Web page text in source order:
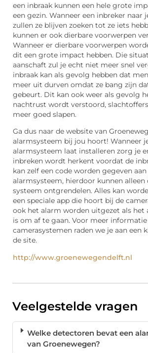
een inbraak kunnen een hele grote
een gezin. Wanneer een inbreker naar
zullen ze blijven zoeken tot ze iets
kunnen er ook dierbare voorwerpen
Wanneer er dierbare voorwerpen
dit een grote impact hebben. Die
aanschaft zul je echt niet meer snel
inbraak kan als gevolg hebben dat
meer uit durven omdat ze bang zijn
gebeurt. Dit kan ook weer als gevolg
nachtrust wordt verstoord,
meer goed slapen.
Ga dus naar de website van
alarmsysteem bij jou hoort! Wanneer
alarmsysteem laat installeren zorg je
inbreken wordt herkent voordat de
kan zelf een code worden gegeven
alarmsysteem, hierdoor kunnen alleen
systeem ontgrendelen. Alles kan
een speciale app die hoort bij de
ook het alarm worden uitgezet als het
is om af te gaan. Voor meer
camerasystemen raden we je aan een
de site.
http://www.groenewegendelft.nl
Veelgestelde vragen
Welke detectoren bevat een
van Groenewegen?